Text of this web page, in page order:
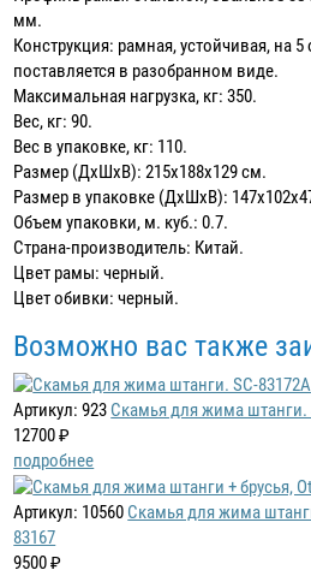
мм.
Конструкция: рамная, устойчивая, на
поставляется в разобранном виде.
Максимальная нагрузка, кг: 350.
Вес, кг: 90.
Вес в упаковке, кг: 110.
Размер (ДхШхВ): 215х188х129 см.
Размер в упаковке (ДхШхВ):
Объем упаковки, м. куб.: 0.7.
Страна-производитель: Китай.
Цвет рамы: черный.
Цвет обивки: черный.
Возможно вас также
Артикул: 923 Скамья для жима штанги.
12700 ₽
подробнее
Артикул: 10560 Скамья для жима
83167
9500 ₽